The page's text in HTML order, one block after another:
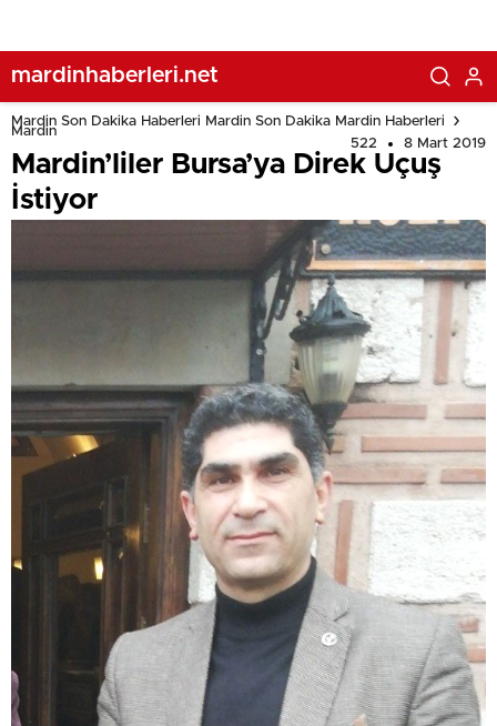
mardinhaberleri.net
Mardin Son Dakika Haberleri Mardin Son Dakika Mardin Haberleri
Mardin
522
8 Mart 2019
Mardin’liler Bursa’ya Direk Uçuş
İstiyor